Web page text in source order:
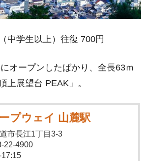
中学生以上）往復 700円
オープンしたばかり、全長63ｍ
上展望台 PEAK」。
プウェイ 山麓駅
市長江1丁目3-3
22-4900